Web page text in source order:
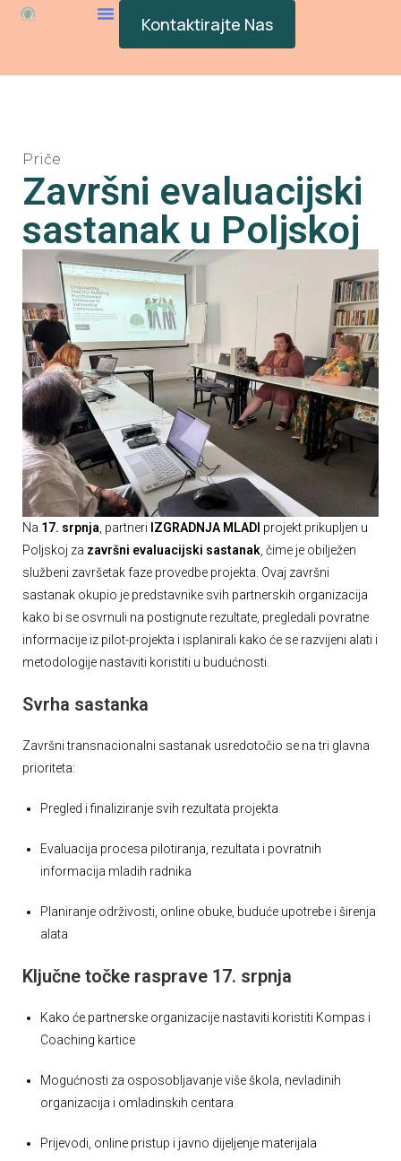
Kontaktirajte Nas
Priče
Završni evaluacijski
sastanak u Poljskoj
Na 17. srpnja , partneri IZGRADNJA MLADI projekt prikupljen u
Poljskoj za završni evaluacijski sastanak , čime je obilježen
službeni završetak faze provedbe projekta. Ovaj završni
sastanak okupio je predstavnike svih partnerskih organizacija
kako bi se osvrnuli na postignute rezultate, pregledali povratne
informacije iz pilot-projekta i isplanirali kako će se razvijeni alati i
metodologije nastaviti koristiti u budućnosti.
Svrha sastanka
Završni transnacionalni sastanak usredotočio se na tri glavna
prioriteta:
Pregled i finaliziranje svih rezultata projekta
Evaluacija procesa pilotiranja, rezultata i povratnih
informacija mladih radnika
Planiranje održivosti, online obuke, buduće upotrebe i širenja
alata
Ključne točke rasprave 17. srpnja
Kako će partnerske organizacije nastaviti koristiti Kompas i
Coaching kartice
Mogućnosti za osposobljavanje više škola, nevladinih
organizacija i omladinskih centara
Prijevodi, online pristup i javno dijeljenje materijala